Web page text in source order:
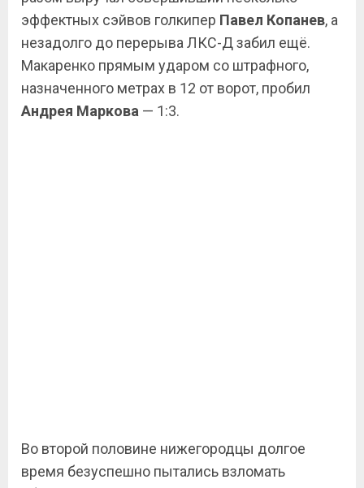
эффектных сэйвов голкипер Павел Копанев, а
незадолго до перерыва ЛКС-Д забил ещё.
Макаренко прямым ударом со штрафного,
назначенного метрах в 12 от ворот, пробил
Андрея Маркова — 1:3.
Во второй половине нижегородцы долгое
время безуспешно пытались взломать